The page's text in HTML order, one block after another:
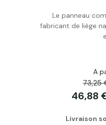
Le panneau
fabricant de liège
A
73,25
46,88
Livraison